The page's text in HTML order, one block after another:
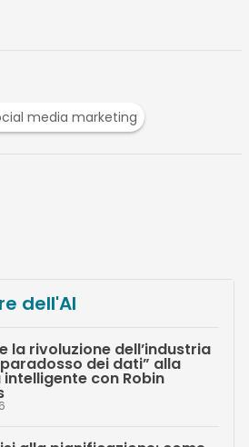
media marketing
dell'AI
la rivoluzione dell’industria
dei dati” alla
con Robin